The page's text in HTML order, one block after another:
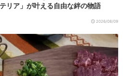
ア」が叶える自由な絆の物語
2026/08/09